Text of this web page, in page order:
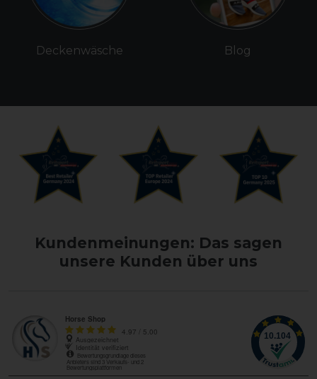
Deckenwäsche Blog
Kundenmeinungen: Das sagen
unsere Kunden über uns